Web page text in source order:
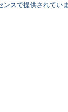
ンスで提供されてい